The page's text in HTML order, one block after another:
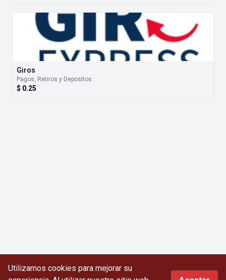
0
Giros
Pagos, Retiros y Depositos
$ 0.25
Utilizamos cookies para mejorar su